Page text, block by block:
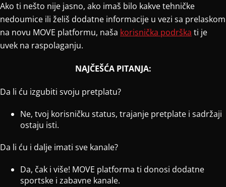
Ako ti nešto nije jasno, ako imaš bilo kakve tehničke
nedoumice ili želiš dodatne informacije u vezi sa prelaskom
na novu MOVE platformu, naša korisnička podrška ti je
uvek na raspolaganju.
NAJČEŠĆA PITANJA:
Da li ću izgubiti svoju pretplatu?
Ne, tvoj korisničku status, trajanje pretplate i sadržaji
ostaju isti.
Da li ću i dalje imati sve kanale?
Da, čak i više! MOVE platforma ti donosi dodatne
sportske i zabavne kanale.